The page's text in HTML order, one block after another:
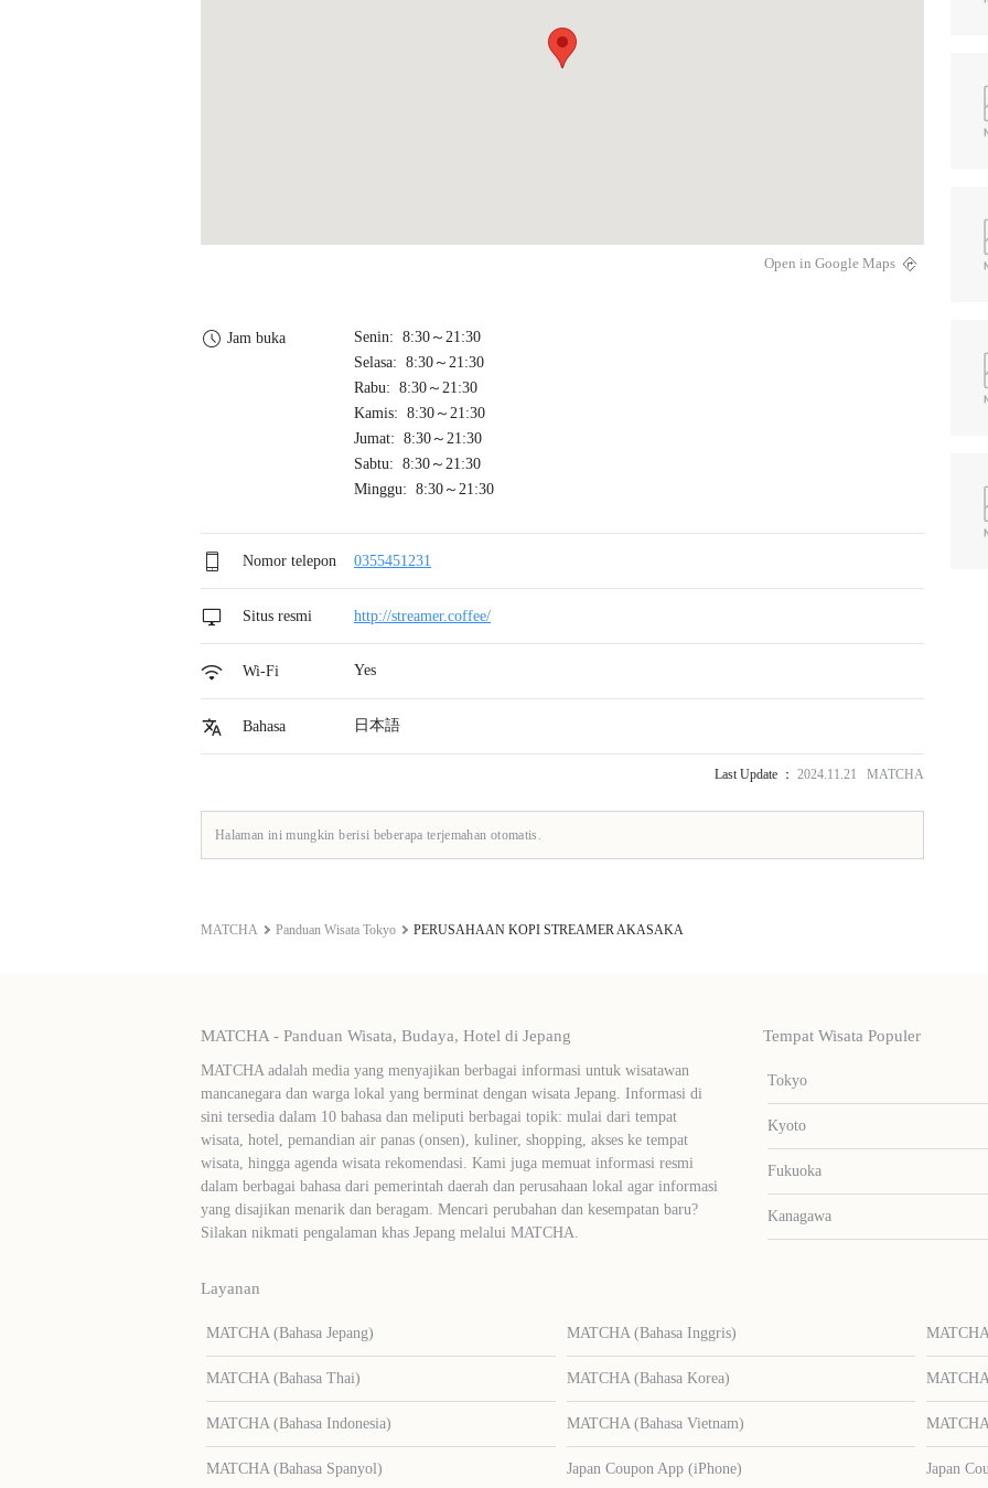
Open in Google Maps
Jam buka
Senin: 8:30～21:30
Selasa: 8:30～21:30
Rabu: 8:30～21:30
Kamis: 8:30～21:30
Jumat: 8:30～21:30
Sabtu: 8:30～21:30
Minggu: 8:30～21:30
Nomor telepon 0355451231
Situs resmi http://streamer.coffee/
Wi-Fi Yes
Bahasa 日本語
Last Update ： 2024.11.21 MATCHA
Halaman ini mungkin berisi beberapa terjemahan otomatis.
MATCHA Panduan Wisata Tokyo PERUSAHAAN KOPI STREAMER AKASAKA
MATCHA - Panduan Wisata, Budaya, Hotel di Jepang
MATCHA adalah media yang menyajikan berbagai informasi untuk wisatawan
mancanegara dan warga lokal yang berminat dengan wisata Jepang. Informasi di
sini tersedia dalam 10 bahasa dan meliputi berbagai topik: mulai dari tempat
wisata, hotel, pemandian air panas (onsen), kuliner, shopping, akses ke tempat
wisata, hingga agenda wisata rekomendasi. Kami juga memuat informasi resmi
dalam berbagai bahasa dari pemerintah daerah dan perusahaan lokal agar informasi
yang disajikan menarik dan beragam. Mencari perubahan dan kesempatan baru?
Silakan nikmati pengalaman khas Jepang melalui MATCHA.
Tempat Wisata Populer
Tokyo
Kyoto
Fukuoka
Kanagawa
Layanan
MATCHA (Bahasa Jepang) MATCHA (Bahasa Inggris)
MATCHA (Bahasa Thai) MATCHA (Bahasa Korea)
MATCHA (Bahasa Indonesia) MATCHA (Bahasa Vietnam) MATCHA
MATCHA (Bahasa Spanyol) Japan Coupon App (iPhone) Japan